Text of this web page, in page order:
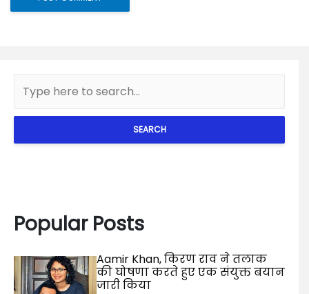
SEARCH
Popular Posts
Aamir Khan, किरण राव ने तलाक
की घोषणा करते हुए एक संयुक्त बयान
जारी किया